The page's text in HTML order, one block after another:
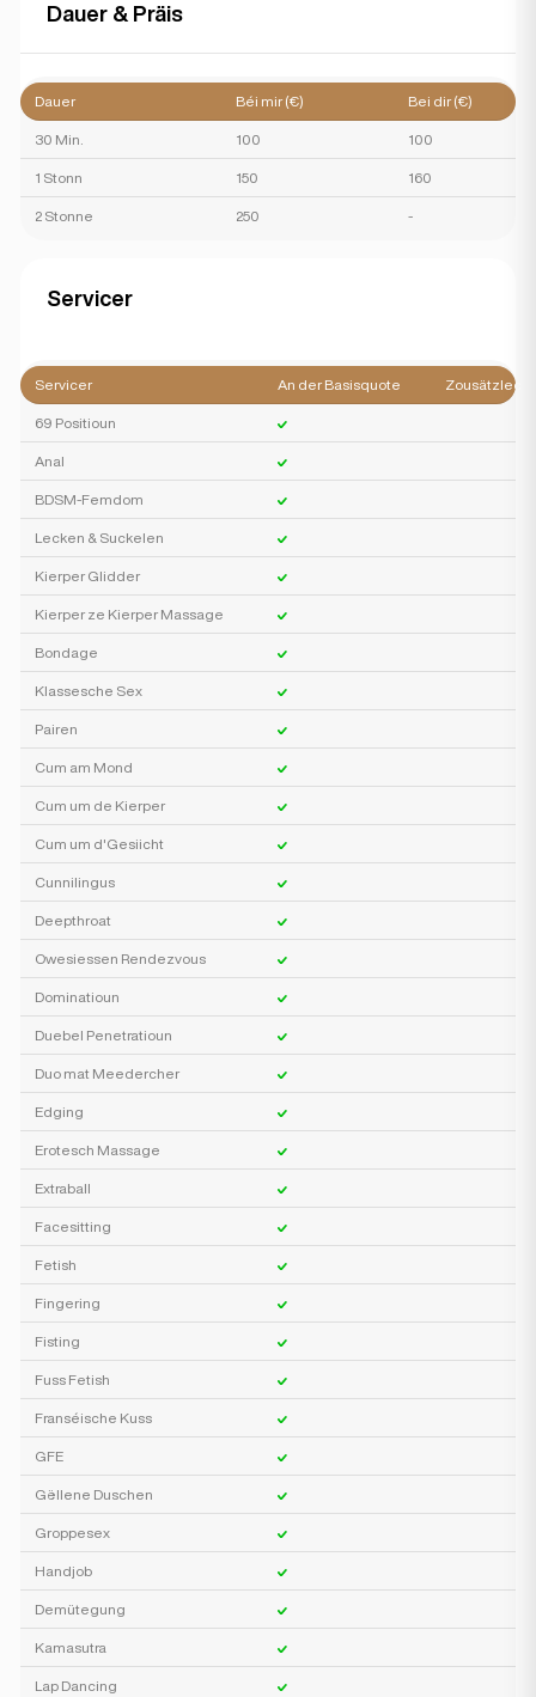
Dauer & Präis
Dauer Béi mir (€) Bei dir (€)
30 Min. 100 100
1 Stonn 150 160
2 Stonne 250 -
Servicer
Servicer An der Basisquote Zousätzlech
69 Positioun
Anal
BDSM-Femdom
Lecken & Suckelen
Kierper Glidder
Kierper ze Kierper Massage
Bondage
Klassesche Sex
Pairen
Cum am Mond
Cum um de Kierper
Cum um d'Gesiicht
Cunnilingus
Deepthroat
Owesiessen Rendezvous
Dominatioun
Duebel Penetratioun
Duo mat Meedercher
Edging
Erotesch Massage
Extraball
Facesitting
Fetish
Fingering
Fisting
Fuss Fetish
Franséische Kuss
GFE
Gëllene Duschen
Groppesex
Handjob
Demütegung
Kamasutra
Lap Dancing